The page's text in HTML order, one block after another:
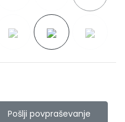
Pošlji povpraševanje